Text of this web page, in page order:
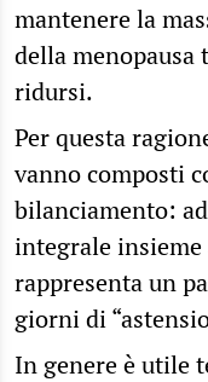
mantenere la
della menopausa
ridursi.
Per questa
vanno composti
bilanciamento:
integrale insieme
rappresenta un
giorni di
In genere è utile